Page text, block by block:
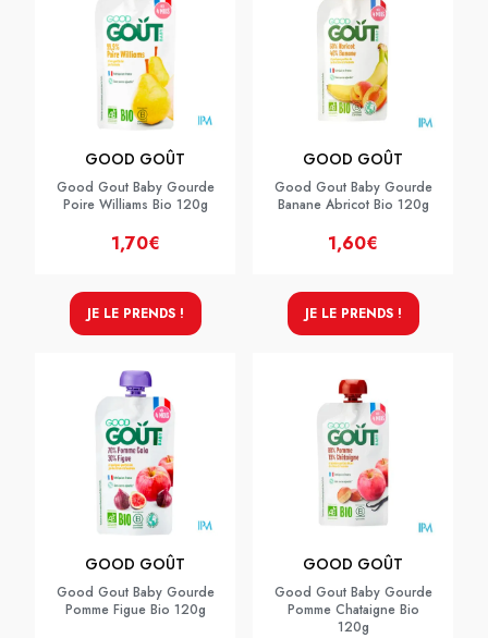
GOOD GOÛT
Good Gout Baby Gourde
Poire Williams Bio 120g
1,70€
JE LE PRENDS !
GOOD GOÛT
Good Gout Baby Gourde
Banane Abricot Bio 120g
1,60€
JE LE PRENDS !
GOOD GOÛT
Good Gout Baby Gourde
Pomme Figue Bio 120g
GOOD GOÛT
Good Gout Baby Gourde
Pomme Chataigne Bio
120g